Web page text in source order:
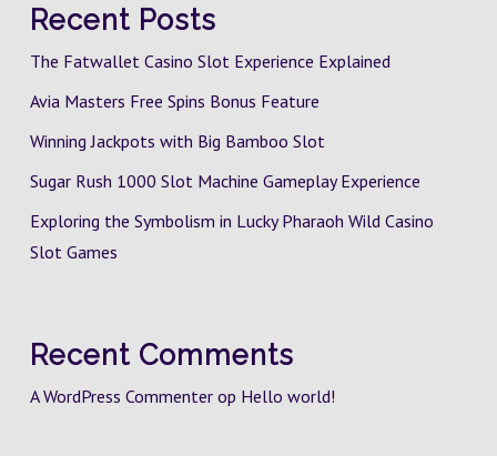
Recent Posts
The Fatwallet Casino Slot Experience Explained
Avia Masters Free Spins Bonus Feature
Winning Jackpots with Big Bamboo Slot
Sugar Rush 1000 Slot Machine Gameplay Experience
Exploring the Symbolism in Lucky Pharaoh Wild Casino
Slot Games
Recent Comments
A WordPress Commenterop Hello world!